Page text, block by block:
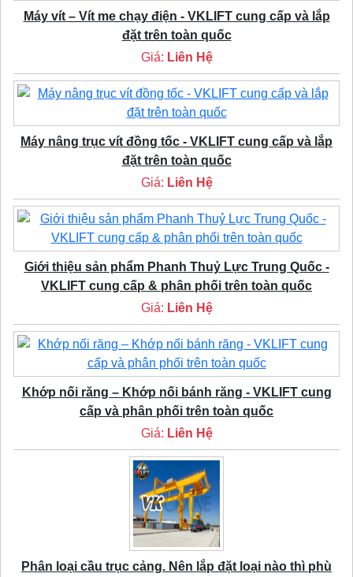
Máy vít – Vít me chạy điện - VKLIFT cung cấp và lắp
đặt trên toàn quốc
Giá: Liên Hệ
Máy nâng trục vít đồng tốc - VKLIFT cung cấp và lắp
đặt trên toàn quốc
Giá: Liên Hệ
Giới thiệu sản phẩm Phanh Thuỷ Lực Trung Quốc -
VKLIFT cung cấp & phân phối trên toàn quốc
Giá: Liên Hệ
Khớp nối răng – Khớp nối bánh răng - VKLIFT cung
cấp và phân phối trên toàn quốc
Giá: Liên Hệ
Phân loại cầu trục cảng. Nên lắp đặt loại nào thì phù